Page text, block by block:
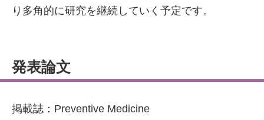
り多角的に研究を継続していく予定です。
発表論文
掲載誌：Preventive Medicine